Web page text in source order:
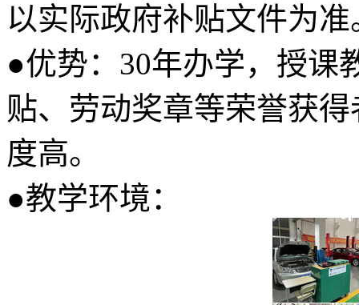
以实际政府补贴文件为准
●优势：30年办学，授课
贴、劳动奖章等荣誉获
度高。
●教学环境：